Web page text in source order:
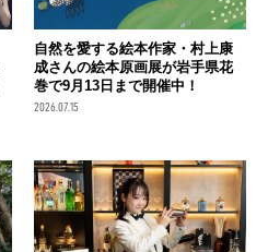
自然を愛する絵本作家・村上康
成さんの絵本原画展が岩手県花
巻で9月13日まで開催中！
2026.07.15